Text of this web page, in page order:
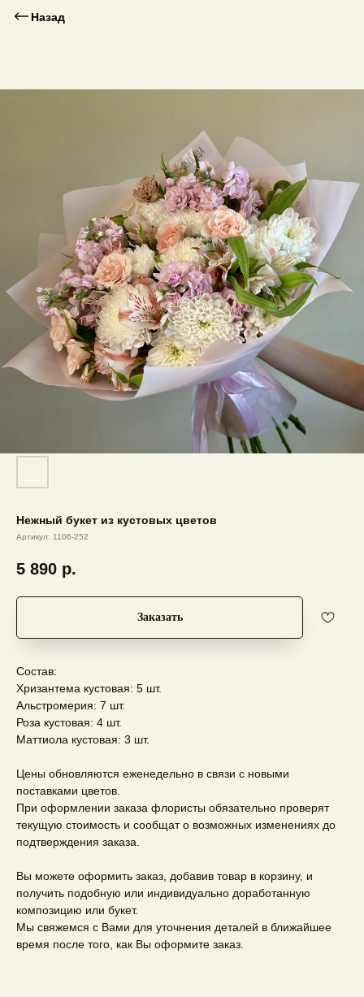
Назад
Нежный букет из кустовых цветов
Артикул: 1106-252
5 890 р.
Заказать
Состав:
Хризантема кустовая: 5 шт.
Альстромерия: 7 шт.
Роза кустовая: 4 шт.
Маттиола кустовая: 3 шт.
Цены обновляются еженедельно в связи с новыми
поставками цветов.
При оформлении заказа флористы обязательно проверят
текущую стоимость и сообщат о возможных изменениях до
подтверждения заказа.
Вы можете оформить заказ, добавив товар в корзину, и
получить подобную или индивидуально доработанную
композицию или букет.
Мы свяжемся с Вами для уточнения деталей в ближайшее
время после того, как Вы оформите заказ.